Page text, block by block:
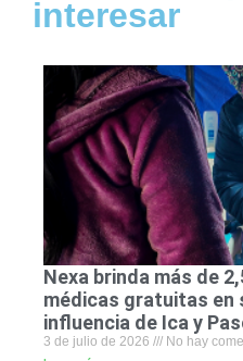
interesar
Nexa brinda más de
médicas gratuitas en
influencia de Ica y
3 de julio de 2026
No hay